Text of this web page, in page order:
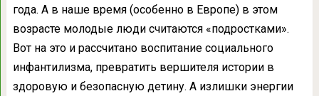
года. А в наше время (особенно в Европе) в этом
возрасте молодые люди считаются «подростками».
Вот на это и рассчитано воспитание социального
инфантилизма, превратить вершителя истории в
здоровую и безопасную детину. А излишки энергии